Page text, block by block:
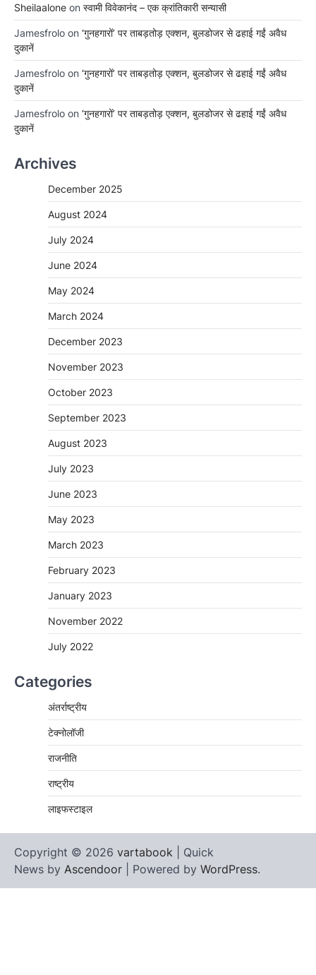
Sheilaalone on स्वामी विवेकानंद – एक क्रांतिकारी सन्यासी
Jamesfrolo on ‘गुनहगारों’ पर ताबड़तोड़ एक्शन, बुलडोजर से ढहाई गईं अवैध
दुकानें
Jamesfrolo on ‘गुनहगारों’ पर ताबड़तोड़ एक्शन, बुलडोजर से ढहाई गईं अवैध
दुकानें
Jamesfrolo on ‘गुनहगारों’ पर ताबड़तोड़ एक्शन, बुलडोजर से ढहाई गईं अवैध
दुकानें
Archives
December 2025
August 2024
July 2024
June 2024
May 2024
March 2024
December 2023
November 2023
October 2023
September 2023
August 2023
July 2023
June 2023
May 2023
March 2023
February 2023
January 2023
November 2022
July 2022
Categories
अंतर्राष्ट्रीय
टेक्नोलॉजी
राजनीति
राष्ट्रीय
लाइफस्टाइल
Copyright © 2026 vartabook | Quick
News by Ascendoor | Powered by WordPress.